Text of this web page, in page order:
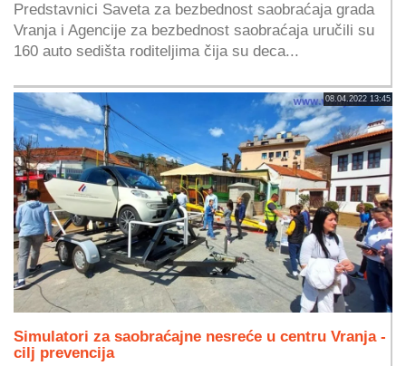
Predstavnici Saveta za bezbednost saobraćaja grada
Vranja i Agencije za bezbednost saobraćaja uručili su
160 auto sedišta roditeljima čija su deca...
08.04.2022 13:45
Simulatori za saobraćajne nesreće u centru Vranja -
cilj prevencija